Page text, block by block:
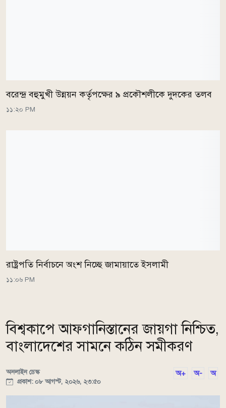
বরেন্দ্র বহুমুখী উন্নয়ন কর্তৃপক্ষের ৯ প্রকৌশলীকে দুদকের তলব
১১:২০ PM
রাষ্ট্রপতি নির্বাচনে অংশ নিচ্ছে জামায়াতে ইসলামী
১১:০৬ PM
বিশ্বকাপে আফগানিস্তানের জায়গা নিশ্চিত,
বাংলাদেশের সামনে কঠিন সমীকরণ
অনলাইন ডেস্ক
প্রকাশ: ০৮ আগস্ট, ২০২৬, ২৩:৫০
অ+ অ- অ